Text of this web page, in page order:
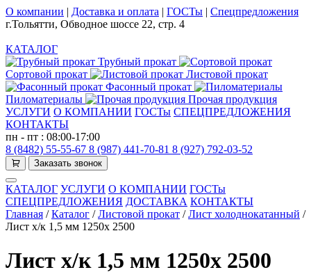
О компании | Доставка и оплата | ГОСТы | Спецпредложения
г.Тольятти, Обводное шоссе 22, стр. 4
КАТАЛОГ
Трубный прокат
Сортовой прокат
Листовой прокат
Фасонный прокат
Пиломатериалы
Прочая продукция
УСЛУГИ О КОМПАНИИ ГОСТы СПЕЦПРЕДЛОЖЕНИЯ
КОНТАКТЫ
пн - пт : 08:00-17:00
8 (8482) 55-55-67 8 (987) 441-70-81 8 (927) 792-03-52
Заказать звонок
КАТАЛОГ УСЛУГИ О КОМПАНИИ ГОСТы
СПЕЦПРЕДЛОЖЕНИЯ ДОСТАВКА КОНТАКТЫ
Главная / Каталог / Листовой прокат / Лист холоднокатанный /
Лист х/к 1,5 мм 1250х 2500
Лист х/к 1,5 мм 1250х 2500